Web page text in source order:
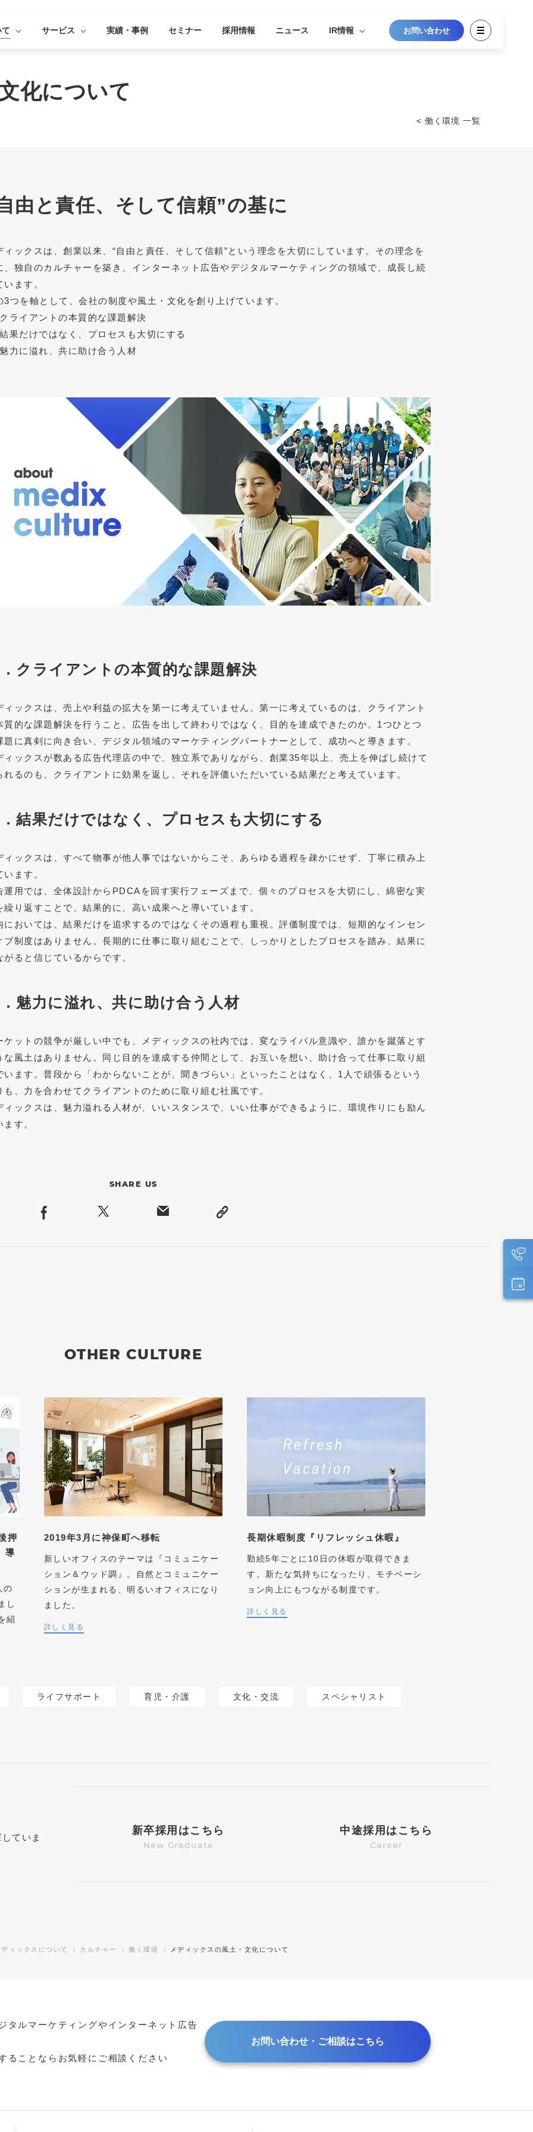
サービス 実績・事例 セミナー 採用情報 ニュース IR情報 お問い合わせ
化について
< 働く環境 一覧
由と責任、そして信頼”の基に
ィックスは、創業以来、“自由と責任、そして信頼”という理念を大切にしています。その理念を
、独自のカルチャーを築き、インターネット広告やデジタルマーケティングの領域で、成長し続
います。
3つを軸として、会社の制度や風土・文化を創り上げています。
クライアントの本質的な課題解決
結果だけではなく、プロセスも大切にする
魅力に溢れ、共に助け合う人材
．クライアントの本質的な課題解決
ィックスは、売上や利益の拡大を第一に考えていません。第一に考えているのは、クライアント
質的な課題解決を行うこと。広告を出して終わりではなく、目的を達成できたのか。1つひとつ
題に真剣に向き合い、デジタル領域のマーケティングパートナーとして、成功へと導きます。
ィックスが数ある広告代理店の中で、独立系でありながら、創業35年以上、売上を伸ばし続けて
れるのも、クライアントに効果を返し、それを評価いただいている結果だと考えています。
．結果だけではなく、プロセスも大切にする
ィックスは、すべて物事が他人事ではないからこそ、あらゆる過程を疎かにせず、丁寧に積み上
います。
運用では、全体設計からPDCAを回す実行フェーズまで、個々のプロセスを大切にし、綿密な実
繰り返すことで、結果的に、高い成果へと導いています。
においては、結果だけを追求するのではなくその過程も重視。評価制度では、短期的なインセン
ブ制度はありません。長期的に仕事に取り組むことで、しっかりとしたプロセスを踏み、結果に
がると信じているからです。
．魅力に溢れ、共に助け合う人材
ケットの競争が厳しい中でも、メディックスの社内では、変なライバル意識や、誰かを蹴落とす
な風土はありません。同じ目的を達成する仲間として、お互いを想い、助け合って仕事に取り組
います。普段から「わからないことが、聞きづらい」といったことはなく、1人で頑張るという
も、力を合わせてクライアントのために取り組む社風です。
ィックスは、魅力溢れる人材が、いいスタンスで、いい仕事ができるように、環境作りにも励ん
ます。
SHARE US
OTHER CULTURE
押
導
の
し
紹
2019年3月に神保町へ移転
新しいオフィスのテーマは『コミュニケー
ション＆ウッド調』。自然とコミュニケー
ションが生まれる、明るいオフィスになり
ました。
詳しく見る
長期休暇制度『リフレッシュ休暇』
勤続5年ごとに10日の休暇が取得できま
す。新たな気持ちになったり、モチベーシ
ョン向上にもつながる制度です。
詳しく見る
ライフサポート 育児・介護 文化・交流 スペシャリスト
ていま
新卒採用はこちら
New Graduate
中途採用はこちら
Career
ディックスについて カルチャー 働く環境 メディックスの風土・文化について
タルマーケティングやインターネット広告
ることならお気軽にご相談ください
お問い合わせ・ご相談はこちら